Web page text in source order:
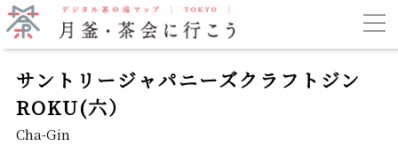
サントリージャパニーズクラフトジン
ROKU(六）
Cha-Gin